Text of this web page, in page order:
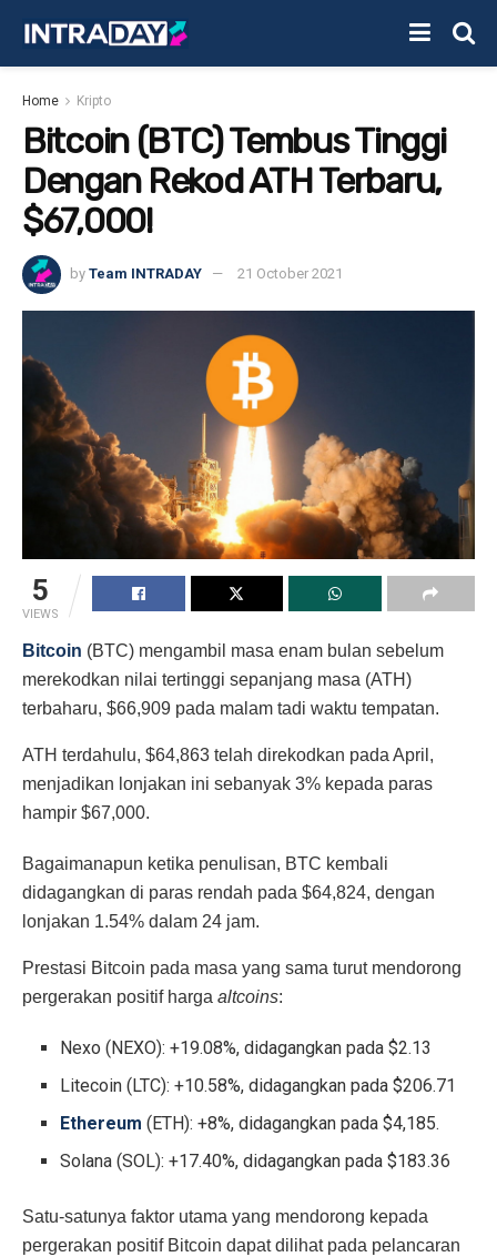
Home Kripto
Bitcoin (BTC) Tembus Tinggi
Dengan Rekod ATH Terbaru,
$67,000!
by Team INTRADAY 21 October 2021
5
VIEWS
Bitcoin (BTC) mengambil masa enam bulan sebelum
merekodkan nilai tertinggi sepanjang masa (ATH)
terbaharu, $66,909 pada malam tadi waktu tempatan.
ATH terdahulu, $64,863 telah direkodkan pada April,
menjadikan lonjakan ini sebanyak 3% kepada paras
hampir $67,000.
Bagaimanapun ketika penulisan, BTC kembali
didagangkan di paras rendah pada $64,824, dengan
lonjakan 1.54% dalam 24 jam.
Prestasi Bitcoin pada masa yang sama turut mendorong
pergerakan positif harga altcoins:
Nexo (NEXO): +19.08%, didagangkan pada $2.13
Litecoin (LTC): +10.58%, didagangkan pada $206.71
Ethereum (ETH): +8%, didagangkan pada $4,185.
Solana (SOL): +17.40%, didagangkan pada $183.36
Satu-satunya faktor utama yang mendorong kepada
pergerakan positif Bitcoin dapat dilihat pada pelancaran